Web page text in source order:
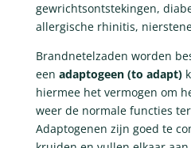
gewrichtsontstekingen,
allergische rhinitis,
Brandnetelzaden worden
een adaptogeen (to adapt)
hiermee het vermogen om
weer de normale functies
Adaptogenen zijn goed te